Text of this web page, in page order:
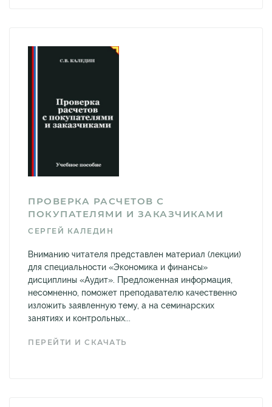
ПРОВЕРКА РАСЧЕТОВ С
ПОКУПАТЕЛЯМИ И ЗАКАЗЧИКАМИ
СЕРГЕЙ КАЛЕДИН
Вниманию читателя представлен материал (лекции)
для специальности «Экономика и финансы»
дисциплины «Аудит». Предложенная информация,
несомненно, поможет преподавателю качественно
изложить заявленную тему, а на семинарских
занятиях и контрольных...
ПЕРЕЙТИ И СКАЧАТЬ